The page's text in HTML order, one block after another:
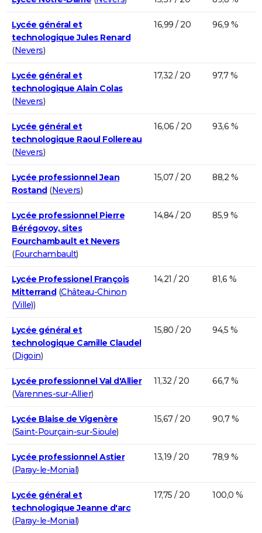
Lycée général et
technologique Jules Renard
(Nevers)
16,99 / 20 96,9 %
Lycée général et
technologique Alain Colas
(Nevers)
17,32 / 20 97,7 %
Lycée général et
technologique Raoul Follereau
(Nevers)
16,06 / 20 93,6 %
Lycée professionnel Jean
Rostand(Nevers)
15,07 / 20 88,2 %
Lycée professionnel Pierre
Bérégovoy, sites
Fourchambault et Nevers
(Fourchambault)
14,84 / 20 85,9 %
Lycée Professionel François
Mitterrand(Château-Chinon
(Ville))
14,21 / 20 81,6 %
Lycée général et
technologique Camille Claudel
(Digoin)
15,80 / 20 94,5 %
Lycée professionnel Val d'Allier
(Varennes-sur-Allier)
11,32 / 20 66,7 %
Lycée Blaise de Vigenère
(Saint-Pourçain-sur-Sioule)
15,67 / 20 90,7 %
Lycée professionnel Astier
(Paray-le-Monial)
13,19 / 20 78,9 %
Lycée général et
technologique Jeanne d'arc
(Paray-le-Monial)
17,75 / 20 100,0 %